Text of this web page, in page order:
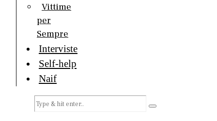
Vittime
per
Sempre
Interviste
Self-help
Naif